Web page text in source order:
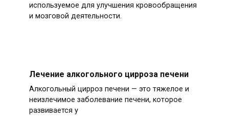
используемое для улучшения кровообращения
и мозговой деятельности.
Лечение алкогольного цирроза печени
Алкогольный цирроз печени — это тяжелое и
неизлечимое заболевание печени, которое
развивается у